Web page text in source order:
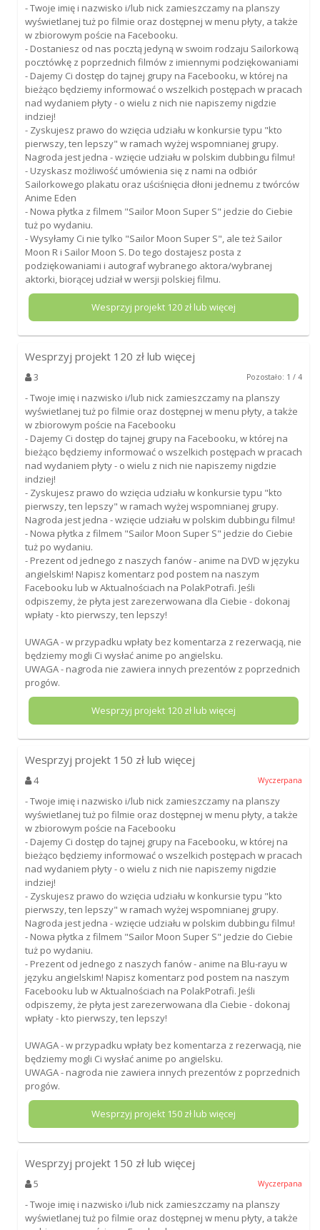
- Twoje imię i nazwisko i/lub nick zamieszczamy na planszy
wyświetlanej tuż po filmie oraz dostępnej w menu płyty, a także
w zbiorowym poście na Facebooku.
- Dostaniesz od nas pocztą jedyną w swoim rodzaju Sailorkową
pocztówkę z poprzednich filmów z imiennymi podziękowaniami
- Dajemy Ci dostęp do tajnej grupy na Facebooku, w której na
bieżąco będziemy informować o wszelkich postępach w pracach
nad wydaniem płyty - o wielu z nich nie napiszemy nigdzie
indziej!
- Zyskujesz prawo do wzięcia udziału w konkursie typu "kto
pierwszy, ten lepszy" w ramach wyżej wspomnianej grupy.
Nagroda jest jedna - wzięcie udziału w polskim dubbingu filmu!
- Uzyskasz możliwość umówienia się z nami na odbiór
Sailorkowego plakatu oraz uściśnięcia dłoni jednemu z twórców
Anime Eden
- Nowa płytka z filmem "Sailor Moon Super S" jedzie do Ciebie
tuż po wydaniu.
- Wysyłamy Ci nie tylko "Sailor Moon Super S", ale też Sailor
Moon R i Sailor Moon S. Do tego dostajesz posta z
podziękowaniami i autograf wybranego aktora/wybranej
aktorki, biorącej udział w wersji polskiej filmu.
Wesprzyj projekt 120zł lub więcej
Wesprzyj projekt 120 zł lub więcej
3 Pozostało: 1 / 4
- Twoje imię i nazwisko i/lub nick zamieszczamy na planszy
wyświetlanej tuż po filmie oraz dostępnej w menu płyty, a także
w zbiorowym poście na Facebooku
- Dajemy Ci dostęp do tajnej grupy na Facebooku, w której na
bieżąco będziemy informować o wszelkich postępach w pracach
nad wydaniem płyty - o wielu z nich nie napiszemy nigdzie
indziej!
- Zyskujesz prawo do wzięcia udziału w konkursie typu "kto
pierwszy, ten lepszy" w ramach wyżej wspomnianej grupy.
Nagroda jest jedna - wzięcie udziału w polskim dubbingu filmu!
- Nowa płytka z filmem "Sailor Moon Super S" jedzie do Ciebie
tuż po wydaniu.
- Prezent od jednego z naszych fanów - anime na DVD w języku
angielskim! Napisz komentarz pod postem na naszym
Facebooku lub w Aktualnościach na PolakPotrafi. Jeśli
odpiszemy, że płyta jest zarezerwowana dla Ciebie - dokonaj
wpłaty - kto pierwszy, ten lepszy!
UWAGA - w przypadku wpłaty bez komentarza z rezerwacją, nie
będziemy mogli Ci wysłać anime po angielsku.
UWAGA - nagroda nie zawiera innych prezentów z poprzednich
progów.
Wesprzyj projekt 120zł lub więcej
Wesprzyj projekt 150 zł lub więcej
4 Wyczerpana
- Twoje imię i nazwisko i/lub nick zamieszczamy na planszy
wyświetlanej tuż po filmie oraz dostępnej w menu płyty, a także
w zbiorowym poście na Facebooku
- Dajemy Ci dostęp do tajnej grupy na Facebooku, w której na
bieżąco będziemy informować o wszelkich postępach w pracach
nad wydaniem płyty - o wielu z nich nie napiszemy nigdzie
indziej!
- Zyskujesz prawo do wzięcia udziału w konkursie typu "kto
pierwszy, ten lepszy" w ramach wyżej wspomnianej grupy.
Nagroda jest jedna - wzięcie udziału w polskim dubbingu filmu!
- Nowa płytka z filmem "Sailor Moon Super S" jedzie do Ciebie
tuż po wydaniu.
- Prezent od jednego z naszych fanów - anime na Blu-rayu w
języku angielskim! Napisz komentarz pod postem na naszym
Facebooku lub w Aktualnościach na PolakPotrafi. Jeśli
odpiszemy, że płyta jest zarezerwowana dla Ciebie - dokonaj
wpłaty - kto pierwszy, ten lepszy!
UWAGA - w przypadku wpłaty bez komentarza z rezerwacją, nie
będziemy mogli Ci wysłać anime po angielsku.
UWAGA - nagroda nie zawiera innych prezentów z poprzednich
progów.
Wesprzyj projekt 150zł lub więcej
Wesprzyj projekt 150 zł lub więcej
5 Wyczerpana
- Twoje imię i nazwisko i/lub nick zamieszczamy na planszy
wyświetlanej tuż po filmie oraz dostępnej w menu płyty, a także